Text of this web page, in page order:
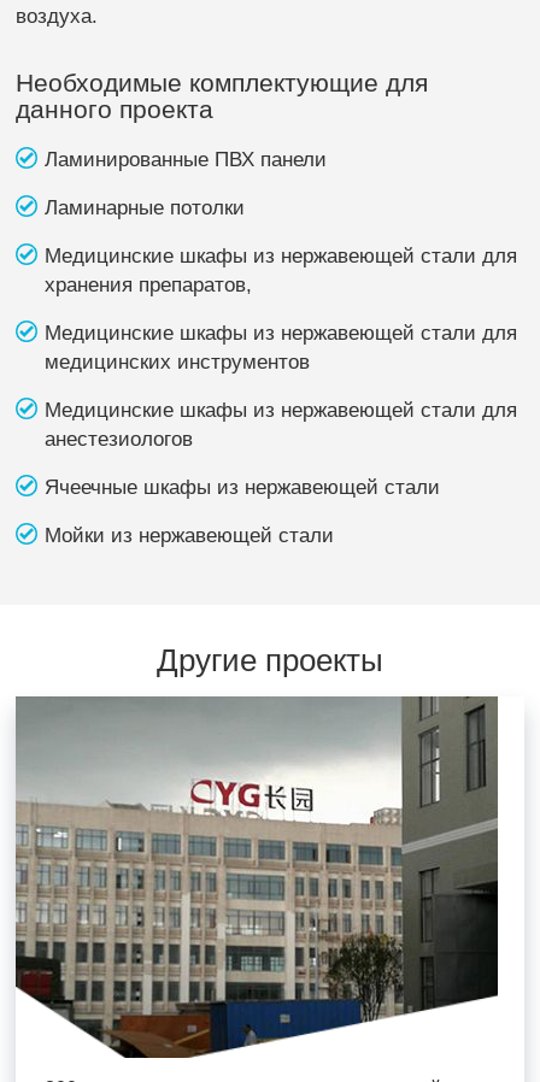
воздуха.
Необходимые комплектующие для
данного проекта
Ламинированные ПВХ панели
Ламинарные потолки
Медицинские шкафы из нержавеющей стали для
хранения препаратов,
Медицинские шкафы из нержавеющей стали для
медицинских инструментов
Медицинские шкафы из нержавеющей стали для
анестезиологов
Ячеечные шкафы из нержавеющей стали
Мойки из нержавеющей стали
Другие проекты